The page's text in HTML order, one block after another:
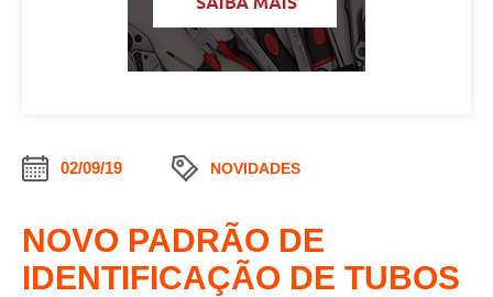
02/09/19 NOVIDADES
NOVO PADRÃO DE
IDENTIFICAÇÃO DE TUBOS